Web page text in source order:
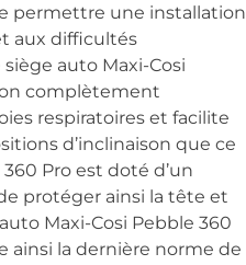
permettre une installation
aux difficultés
siège auto Maxi-Cosi
complètement
respiratoires et facilite
d’inclinaison que ce
Pro est doté d’un
protéger ainsi la tête et
Maxi-Cosi Pebble 360
ainsi la dernière norme de